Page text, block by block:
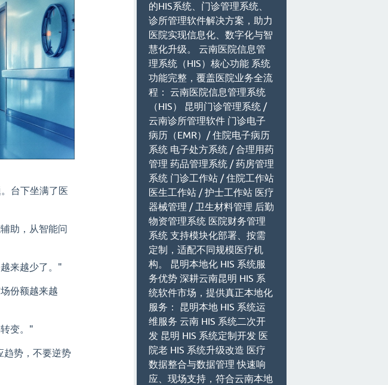
台下坐满了医
助，从智能问
来越少了。"
份额越来越
变。"
趋势，不要逆势
的HIS系统、门诊管理系统、
诊所管理软件解决方案，助力
医院实现信息化、数字化与智
慧化升级。 云南医院信息管
理系统（HIS）核心功能 系统
功能完整，覆盖医院业务全流
程： 云南医院信息管理系统
（HIS） 昆明门诊管理系统 /
云南诊所管理软件 门诊电子
病历（EMR）/ 住院电子病历
系统 电子处方系统 / 合理用药
管理 药品管理系统 / 药房管理
系统 门诊工作站 / 住院工作站
医生工作站 / 护士工作站 医疗
器械管理 / 卫生材料管理 后勤
物资管理系统 医院财务管理
系统 支持模块化部署、按需
定制，适配不同规模医疗机
构。 昆明本地化 HIS 系统服
务优势 深耕云南昆明 HIS 系
统软件市场，提供真正本地化
服务： 昆明本地 HIS 系统运
维服务 云南 HIS 系统二次开
发 昆明 HIS 系统定制开发 医
院老 HIS 系统升级改造 医疗
数据整合与数据管理 快速响
应、现场支持，符合云南本地